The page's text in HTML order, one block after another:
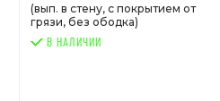
(вып. в стену, с покрытием от
грязи, без ободка)
В НАЛИЧИИ